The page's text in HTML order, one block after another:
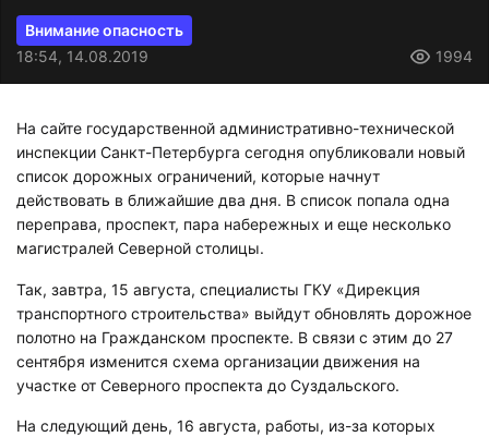
Внимание опасность
18:54, 14.08.2019
1994
На сайте государственной административно-технической
инспекции Санкт-Петербурга сегодня опубликовали новый
список дорожных ограничений, которые начнут
действовать в ближайшие два дня. В список попала одна
переправа, проспект, пара набережных и еще несколько
магистралей Северной столицы.
Так, завтра, 15 августа, специалисты ГКУ «Дирекция
транспортного строительства» выйдут обновлять дорожное
полотно на Гражданском проспекте. В связи с этим до 27
сентября изменится схема организации движения на
участке от Северного проспекта до Суздальского.
На следующий день, 16 августа, работы, из-за которых